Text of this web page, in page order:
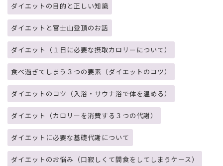
ダイエットの目的と正しい知識
ダイエットと富士山登頂のお話
ダイエット（１日に必要な摂取カロリーについて）
食べ過ぎてしまう３つの要素（ダイエットのコツ）
ダイエットのコツ（入浴・サウナ浴で体を温める）
ダイエット（カロリーを消費する３つの代謝）
ダイエットに必要な基礎代謝について
ダイエットのお悩み（口寂しくて間食をしてしまうケース）